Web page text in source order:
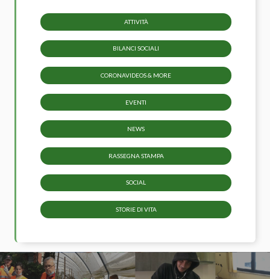
ATTIVITÀ
BILANCI SOCIALI
CORONAVIDEOS & MORE
EVENTI
NEWS
RASSEGNA STAMPA
SOCIAL
STORIE DI VITA